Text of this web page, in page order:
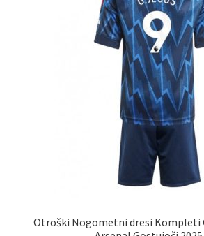
Zaključek nakupa
Otroški Nogometni dresi Kompleti